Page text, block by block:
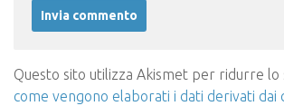
Questo sito utilizza Akismet per ridurre lo
come vengono elaborati i dati derivati dai